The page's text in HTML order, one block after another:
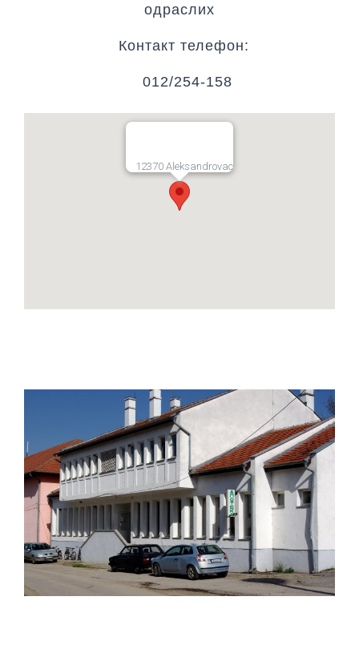
одраслих
Контакт телефон:
012/254-158
12370 Aleksandrovac